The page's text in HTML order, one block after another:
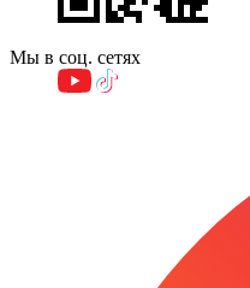
Мы в соц. сетях